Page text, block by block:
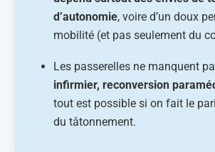
d’autonomie, voire d’un doux
mobilité (et pas seulement du
Les passerelles ne manquent
infirmier, reconversion
tout est possible si on fait le
du tâtonnement.